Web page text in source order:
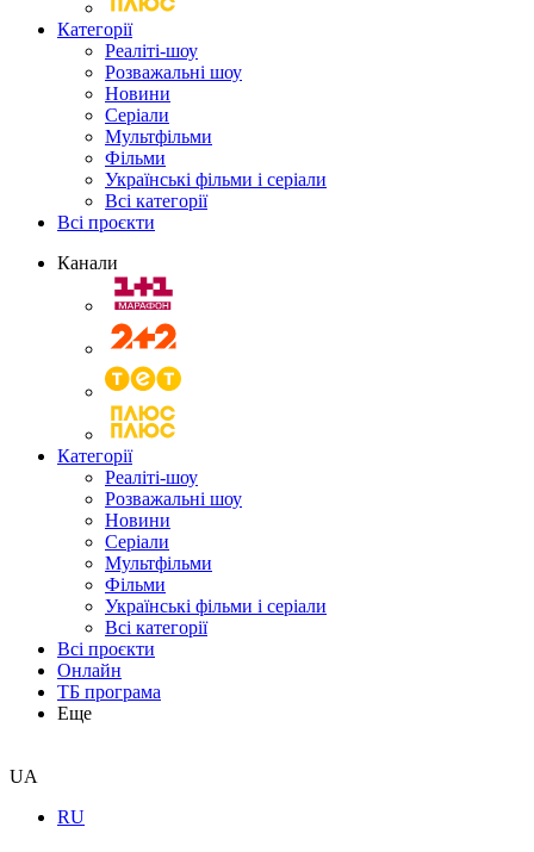
Категорії
Реаліті-шоу
Розважальні шоу
Новини
Серіали
Мультфільми
Фільми
Українські фільми і серіали
Всі категорії
Всі проєкти
Канали
Категорії
Реаліті-шоу
Розважальні шоу
Новини
Серіали
Мультфільми
Фільми
Українські фільми і серіали
Всі категорії
Всі проєкти
Онлайн
ТБ програма
Еще
UA
RU